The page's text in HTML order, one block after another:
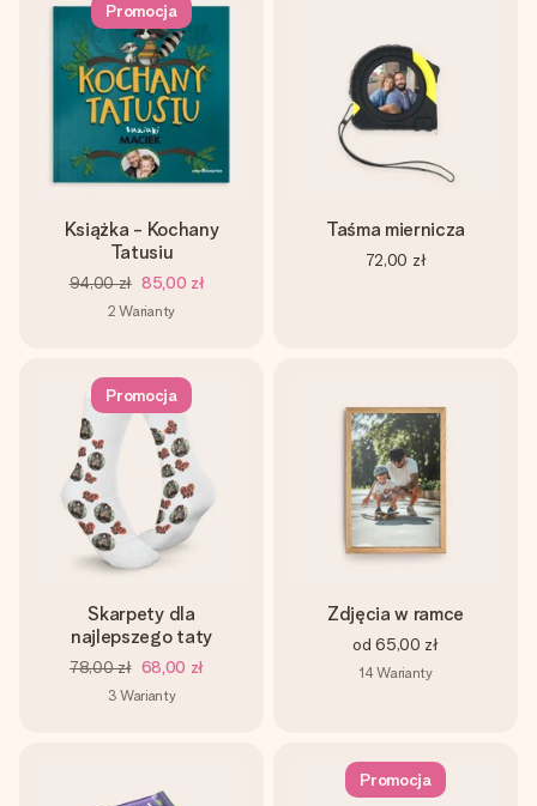
Promocja
Książka - Kochany
Tatusiu
94,00 zł 85,00 zł
2 Warianty
Taśma miernicza
72,00 zł
Promocja
Skarpety dla
najlepszego taty
78,00 zł 68,00 zł
3 Warianty
Zdjęcia w ramce
od 65,00 zł
14Warianty
Promocja